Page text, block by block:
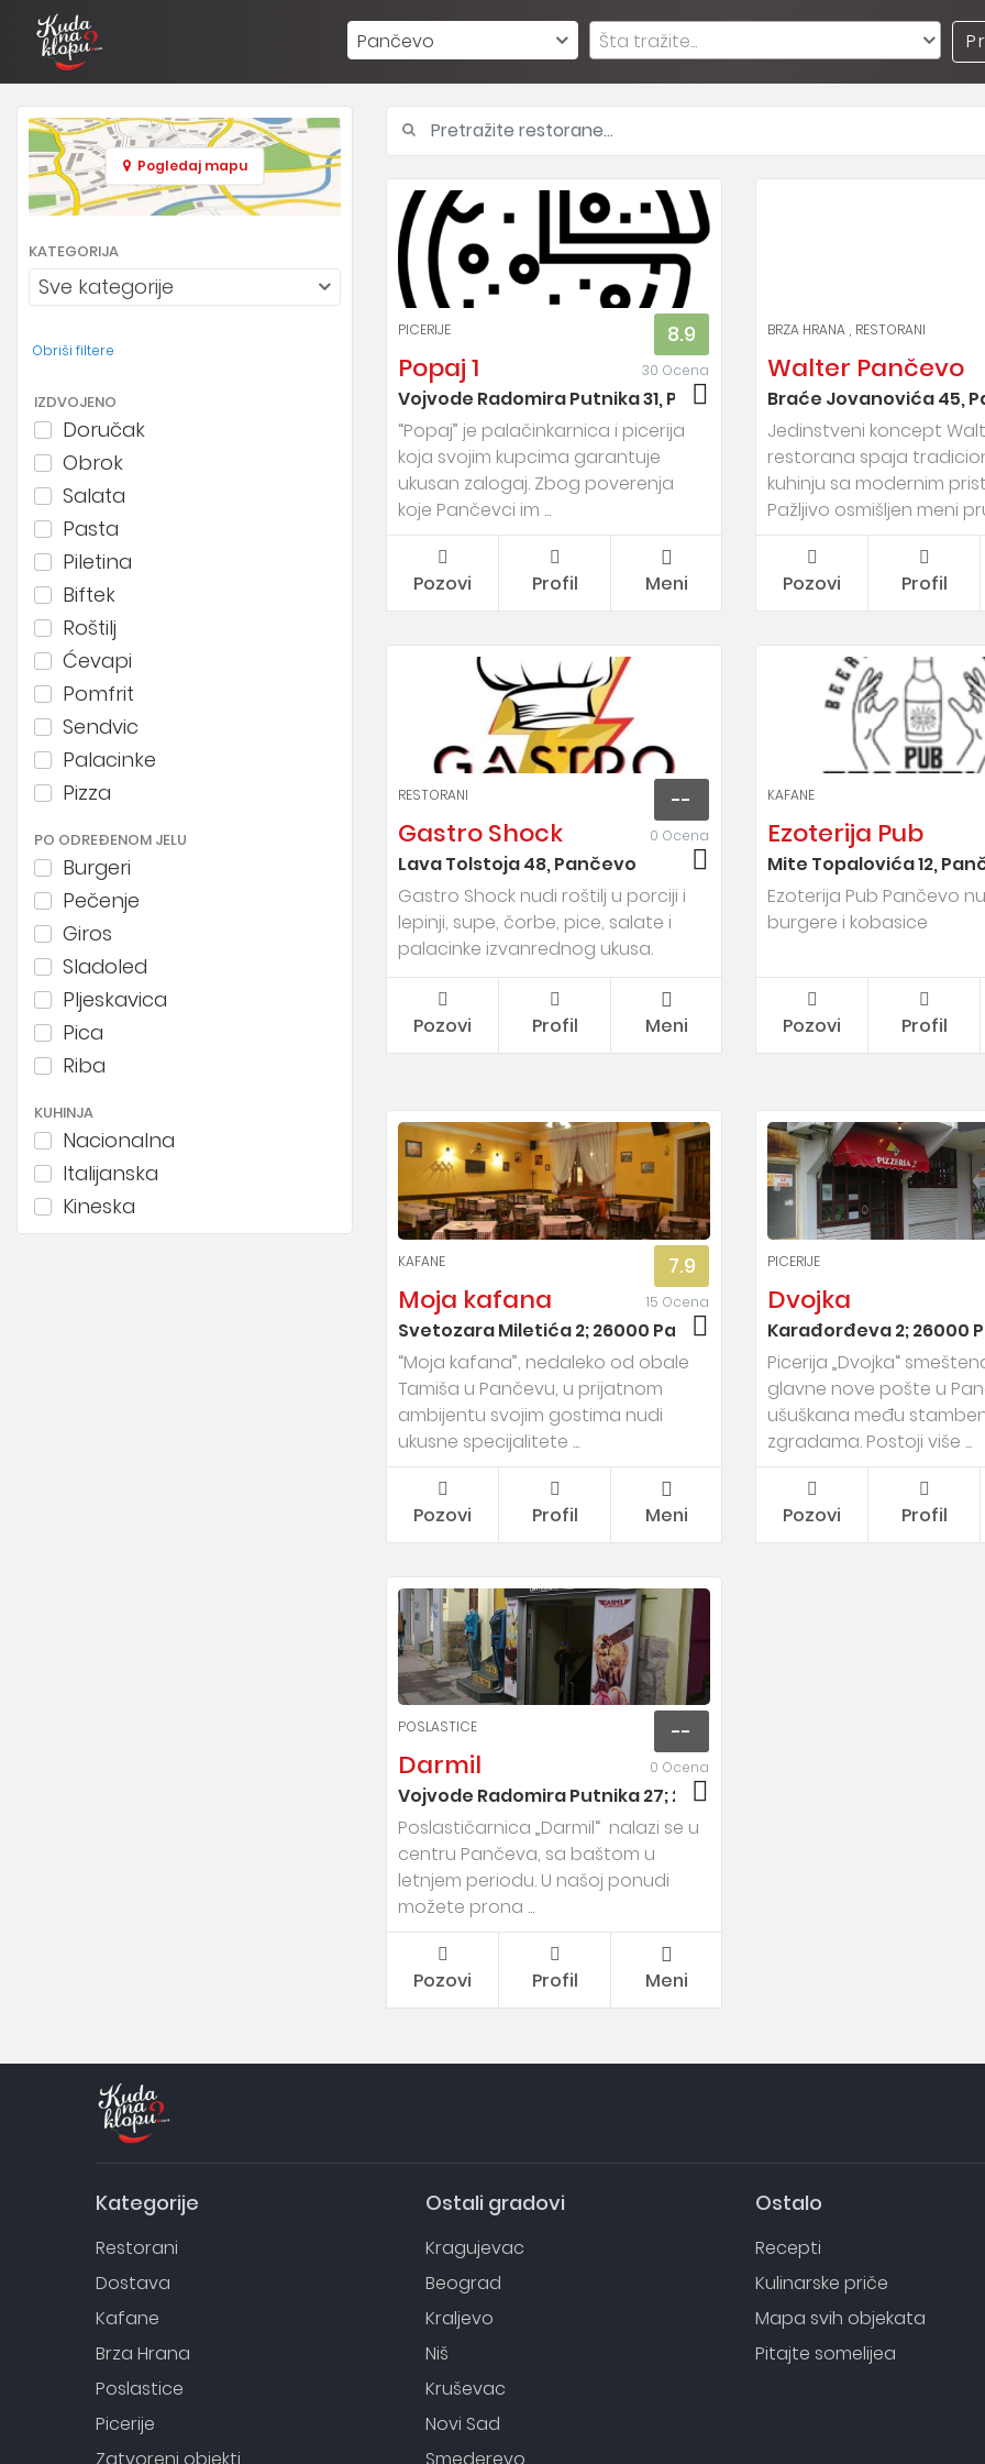
Pančevo Šta tražite...
Pogledaj mapu
KATEGORIJA
Sve kategorije
Obriši filtere
IZDVOJENO
Doručak
Obrok
Salata
Pasta
Piletina
Biftek
Roštilj
Ćevapi
Pomfrit
Sendvic
Palacinke
Pizza
PO ODREĐENOM JELU
Burgeri
Pečenje
Giros
Sladoled
Pljeskavica
Pica
Riba
KUHINJA
Nacionalna
Italijanska
Kineska
Japanska
8.9
30 Ocena
PICERIJE
Popaj 1
Vojvode Radomira Putnika 31, Pančevo
“Popaj” je palačinkarnica i picerija
koja svojim kupcima garantuje
ukusan zalogaj. Zbog poverenja
koje Pančevci im ...
Pozovi Profil Meni
BRZA HRANA RESTORANI
Walter Pančevo
Braće Jovanovića 45,
Jedinstveni koncept
restorana spaja
kuhinju sa modernim
Pažljivo osmišljen meni
Pozovi Profil
--
0 Ocena
RESTORANI
Gastro Shock
Lava Tolstoja 48, Pančevo
Gastro Shock nudi roštilj u porciji i
lepinji, supe, čorbe, pice, salate i
palacinke izvanrednog ukusa.
Pozovi Profil Meni
KAFANE
Ezoterija Pub
Mite Topalovića 12,
Ezoterija Pub Pančevo
burgere i kobasice
Pozovi Profil
7.9
15 Ocena
KAFANE
Moja kafana
Svetozara Miletića 2; 26000 Pančevo ,
“Moja kafana”, nedaleko od obale
Tamiša u Pančevu, u prijatnom
ambijentu svojim gostima nudi
ukusne specijalitete ...
Pozovi Profil Meni
PICERIJE
Dvojka
Karađorđeva 2; 26000
Picerija „Dvojka“
glavne nove pošte u
ušuškana među
zgradama. Postoji više ...
Pozovi Profil
--
0 Ocena
POSLASTICE
Darmil
Vojvode Radomira Putnika 27; 26000 Pančevo ,
Poslastičarnica „Darmil“ nalazi se u
centru Pančeva, sa baštom u
letnjem periodu. U našoj ponudi
možete prona ...
Pozovi Profil Meni
Kategorije
Restorani
Dostava
Kafane
Brza Hrana
Poslastice
Picerije
Ostali gradovi
Kragujevac
Beograd
Kraljevo
Niš
Kruševac
Novi Sad
Ostalo
Recepti
Kulinarske priče
Mapa svih objekata
Pitajte somelijea